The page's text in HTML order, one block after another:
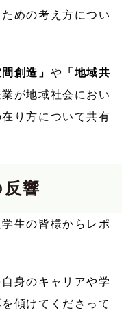
めの考え方につい
間創造」 や 「地域共
が地域社会におい
り方について共有
響
生の皆様からレポ
身のキャリアや学
傾けてくださって